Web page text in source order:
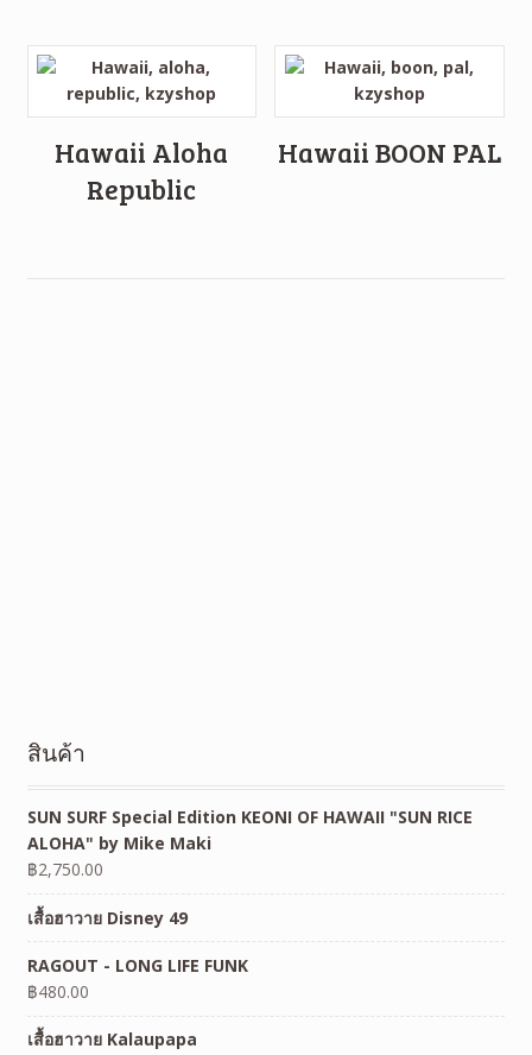
Hawaii Aloha
Republic
Hawaii BOON PAL
สินค้า
SUN SURF Special Edition KEONI OF HAWAII "SUN RICE
ALOHA" by Mike Maki
฿2,750.00
เสื้อฮาวาย Disney 49
RAGOUT - LONG LIFE FUNK
฿480.00
เสื้อฮาวาย Kalaupapa